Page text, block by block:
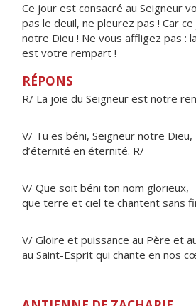
Ce jour est consacré au Seigneur
pas le deuil, ne pleurez pas ! Car
notre Dieu ! Ne vous affligez pas :
est votre rempart !
RÉPONS
R/ La joie du Seigneur est notre
V/ Tu es béni, Seigneur notre Dieu,
d’éternité en éternité. R/
V/ Que soit béni ton nom glorieux,
que terre et ciel te chantent sans
V/ Gloire et puissance au Père et
au Saint-Esprit qui chante en nos